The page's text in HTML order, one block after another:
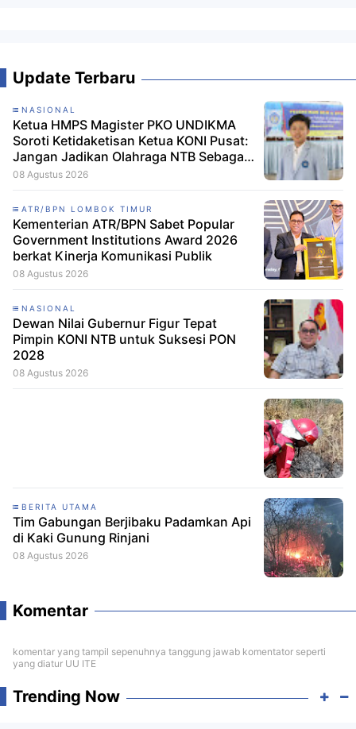
Update Terbaru
NASIONAL
Ketua HMPS Magister PKO UNDIKMA
Soroti Ketidaketisan Ketua KONI Pusat:
Jangan Jadikan Olahraga NTB Sebagai
Arena Kepentingan Sesaat
08 Agustus 2026
ATR/BPN LOMBOK TIMUR
Kementerian ATR/BPN Sabet Popular
Government Institutions Award 2026
berkat Kinerja Komunikasi Publik
08 Agustus 2026
NASIONAL
Dewan Nilai Gubernur Figur Tepat
Pimpin KONI NTB untuk Suksesi PON
2028
08 Agustus 2026
BERITA UTAMA
Tim Gabungan Berjibaku Padamkan Api
di Kaki Gunung Rinjani
08 Agustus 2026
Komentar
komentar yang tampil sepenuhnya tanggung jawab komentator seperti
yang diatur UU ITE
Trending Now